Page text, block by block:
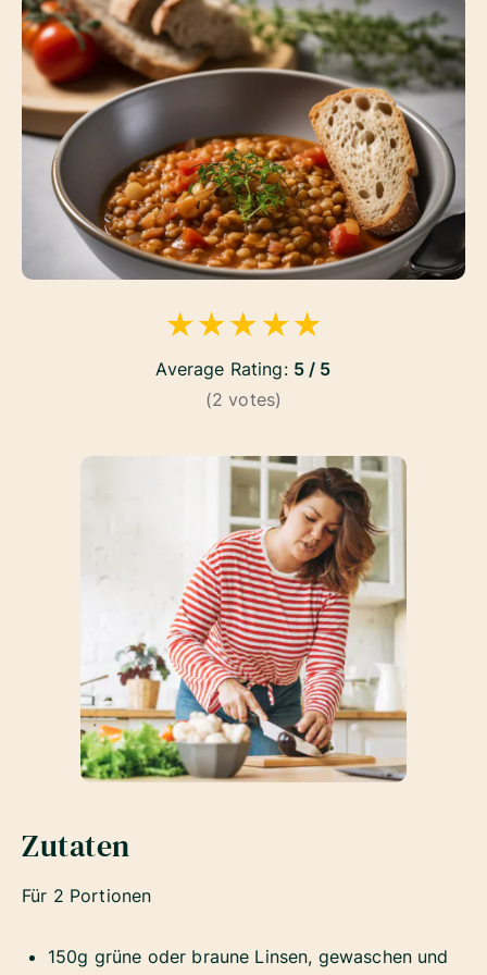
★★★★★
Average Rating: 5 / 5
(2 votes)
Zutaten
Für 2 Portionen
150g grüne oder braune Linsen, gewaschen und